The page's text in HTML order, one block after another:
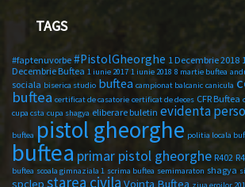
TAGS
#faptenuvorbe #PistolGheorghe 1 Decembrie 2018
Decembrie Buftea 1 iunie 2017 1 iunie 2018 8 martie buftea
sociala biserica studio buftea campionat balcanic canicula
buftea certificat de casatorie certificat de deces CFR Buftea
cupa csta cupa shagya eliberare buletin evidenta
buftea pistol gheorghe politia locala
buftea primar pistol gheorghe R402
buftea scoala gimnaziala 1 scrima buftea semimaraton shagya
spclep starea civila Vointa Buftea ziua eroilor